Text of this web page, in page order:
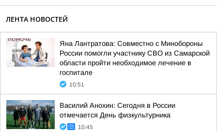
ЛЕНТА НОВОСТЕЙ
Яна Лантратова: Совместно с Минобороны
России помогли участнику СВО из Самарской
области пройти необходимое лечение в
госпитале
10:51
Василий Анохин: Сегодня в России
отмечается День физкультурника
10:45